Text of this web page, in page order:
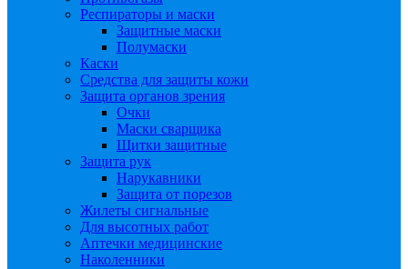
Респираторы и маски
Защитные маски
Полумаски
Каски
Средства для защиты кожи
Защита органов зрения
Очки
Маски сварщика
Щитки защитные
Защита рук
Нарукавники
Защита от порезов
Жилеты сигнальные
Для высотных работ
Аптечки медицинские
Наколенники